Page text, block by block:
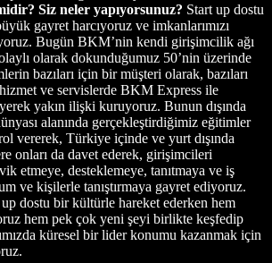
Siz neler yapıyorsunuz? Start up dostu
gayret harcıyoruz ve imkanlarımızı
Bugün BKM’nin kendi girişimcilik ağı
olarak dokunduğumuz 50’nin üzerinde
bazıları için bir müşteri olarak, bazıları
ve servislerde BKM Express ile
yakın ilişki kuruyoruz. Bunun dışında
alanında gerçekleştirdiğimiz eğitimler
vererek, Türkiye içinde ve yurt dışında
onları da davet ederek, girişimcileri
etmeye, desteklemeye, tanıtmaya ve iş
ve kişilerle tanıştırmaya gayret ediyoruz.
dostu bir kültürle hareket ederken hem
hem pek çok yeni şeyi birlikte keşfedip
küresel bir lider konumu kazanmak için